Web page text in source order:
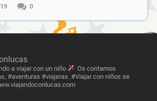
0
a viajar con un niño
Os contamos
#aventuras #viajeras. #Viajar con niños se